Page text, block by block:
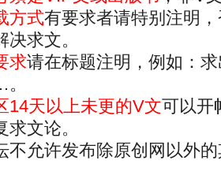
方式有要求者请特别注明
求文。
求请在标题注明，例如：
14天以上未更的V文可以开
求文论。
不允许发布除原创网以外